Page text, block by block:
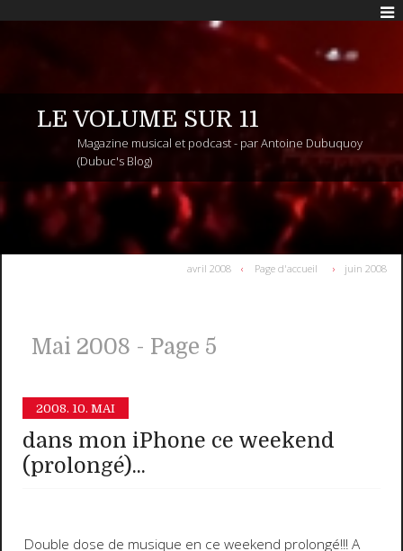
LE VOLUME SUR 11
Magazine musical et podcast - par Antoine Dubuquoy
(Dubuc's Blog)
avril 2008 Page d'accueil juin 2008
Mai 2008 - Page 5
2008. 10. MAI
dans mon iPhone ce weekend
(prolongé)...
Double dose de musique en ce weekend prolongé!!! A